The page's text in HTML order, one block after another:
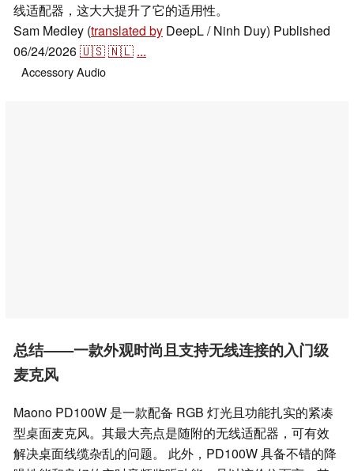
线适配器，这大大提升了它的适用性。
Sam Medley (translated by DeepL / Ninh Duy) Published
06/24/2026🇺🇸🇳🇱 ...
AccessoryAudio
总结——一款外观时尚且支持无线连接的入门级
麦克风
Maono PD100W 是一款配备 RGB 灯光且功能扎实的紧凑
型桌面麦克风。其最大亮点是随附的无线适配器，可有效
解决桌面线缆杂乱的问题。 此外，PD100W 具备不错的降